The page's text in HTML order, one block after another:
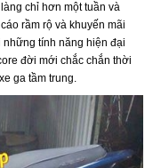
chỉ hơn một tuần và
rầm rộ và khuyến mãi
tính năng hiện đại
đời mới chắc chắn thời
ga tầm trung.